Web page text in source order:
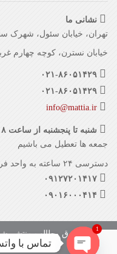
نشانی ما
تهران، خیابان سئول، شهرک
خیابان نسترن، کوچه چهارم
۰۲۱-۸۶۰۵۱۴۲۹
۰۲۱-۸۶۰۵۱۴۲۹
info@mattia.ir
شنبه تا پنجشنبه از ساعت ۸ صبح الی ۱۷
جمعه ها تعطیل می باشیم
دسترسی ۲۴ ساعته به واحد فروش
۰۹۱۲۷۲۰۱۴۱۷
۰۹۰۱۶۰۰۰۴۱۴
تمامی حقوق مطالب منتشر
با ذکرتماس با
1